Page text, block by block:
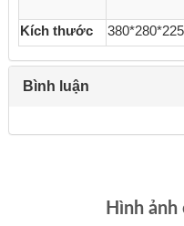
Kích thước
Bình luận
Hình